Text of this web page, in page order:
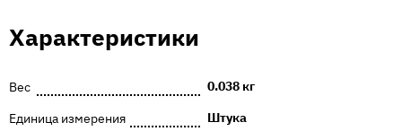
Характеристики
Вес
0.038 кг
Единица измерения
Штука